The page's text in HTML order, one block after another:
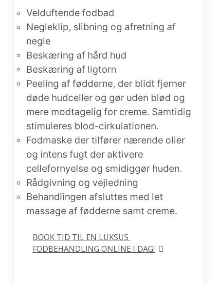
Velduftende fodbad
Negleklip, slibning og afretning af
negle
Beskæring af hård hud
Beskæring af ligtorn
Peeling af fødderne, der blidt fjerner
døde hudceller og gør uden blød og
mere modtagelig for creme. Samtidig
stimuleres blod-cirkulationen.
Fodmaske der tilfører nærende olier
og intens fugt der aktivere
cellefornyelse og smidiggør huden.
Rådgivning og vejledning
Behandlingen afsluttes med let
massage af fødderne samt creme.
BOOK TID TIL EN LUKSUS
FODBEHANDLING ONLINE I DAG!